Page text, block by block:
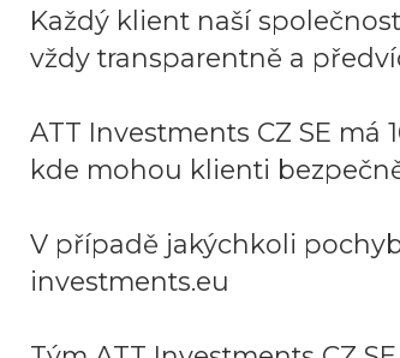
Každý klient naší
vždy transparentně a
ATT Investments CZ SE
kde mohou klienti
V případě jakýchkoli
investments.eu